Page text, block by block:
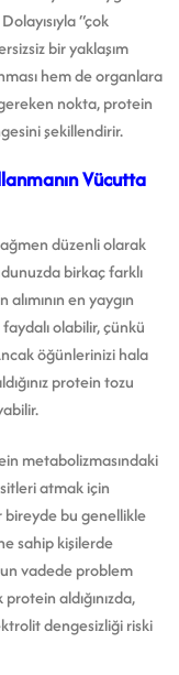
“çok
bir yaklaşım
hem de organlara
nokta, protein
şekillendirir.
Vücutta
düzenli olarak
birkaç farklı
en yaygın
olabilir, çünkü
öğünlerinizi hala
protein tozu
metabolizmasındaki
atmak için
bireyde bu genellikle
sahip kişilerde
vadede problem
aldığınızda,
dengesizliği riski